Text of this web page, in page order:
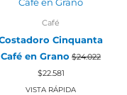
Café
Cinquanta
Café en Grano $24.022
El
precio
original
$22.581El
precio
actual
VISTA RÁPIDA